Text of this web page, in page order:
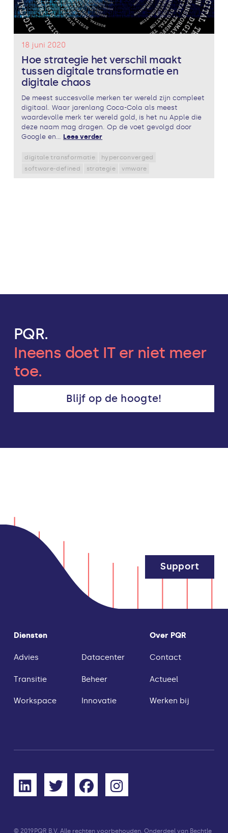
18 juni 2020
Hoe strategie het verschil maakt
tussen digitale transformatie en
digitale chaos
De meest succesvolle merken ter wereld zijn compleet
digitaal. Waar jarenlang Coca-Cola als meest
waardevolle merk ter wereld gold, is het nu Apple die
deze naam mag dragen. Op de voet gevolgd door
Google en... Lees verder
digitale transformatie
hyperconverged
software-defined
strategie vmware
PQR.
Ineens doet IT er niet meer
toe.
Blijf op de hoogte!
Diensten
Advies
Transitie
Workspace
Datacenter
Beheer
Innovatie
Over PQR
Contact
Actueel
Werken bij
Support
© 2019 PQR B.V. Alle rechten voorbehouden. Onderdeel van Bechtle